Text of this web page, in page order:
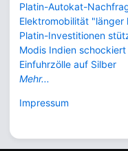
Platin-Autokat-
Elektromobilität "länger
Platin-Investitionen
Modis Indien
Einfuhrzölle auf Silber
Mehr...
Impressum